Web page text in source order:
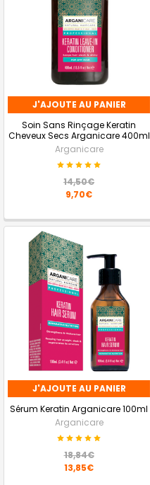
J'AJOUTE AU PANIER
Soin Sans Rinçage Keratin
Cheveux Secs Arganicare 400ml
Arganicare
14,50€
9,70€
J'AJOUTE AU PANIER
Sérum Keratin Arganicare 100ml
Arganicare
18,84€
13,85€